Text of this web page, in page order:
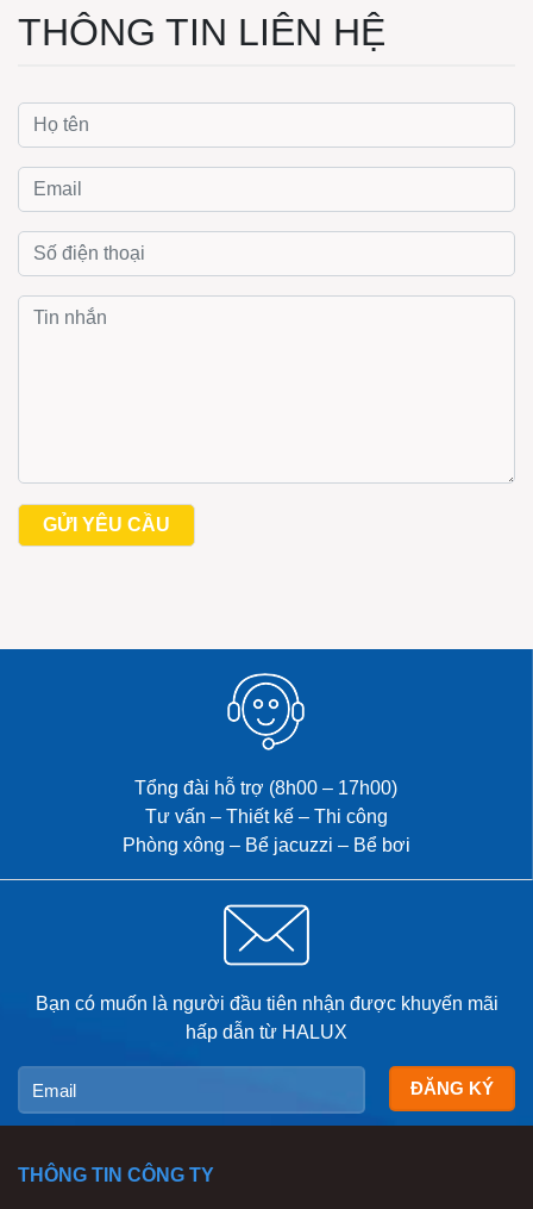
THÔNG TIN LIÊN HỆ
Tổng đài hỗ trợ (8h00 – 17h00)
Tư vấn – Thiết kế – Thi công
Phòng xông – Bể jacuzzi – Bể bơi
Bạn có muốn là người đầu tiên nhận được khuyến mãi
hấp dẫn từ HALUX
THÔNG TIN CÔNG TY